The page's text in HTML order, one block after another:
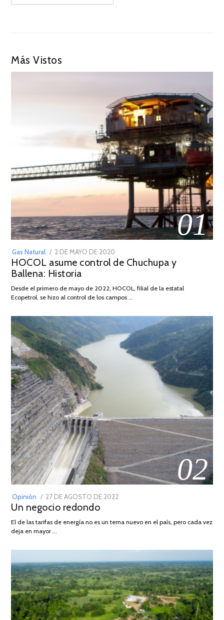
Más Vistos
01
Gas Natural
POSTED
ON
2 DE MAYO DE 2020
DE
2026
HOCOL asume control de Chuchupa y
Ballena: Historia
Desde el primero de mayo de 2022, HOCOL, filial de la estatal
Ecopetrol, se hizo al control de los campos …
02
Opinión
POSTED
ON
27 DE AGOSTO DE 2022
DE
Un negocio redondo
El de las tarifas de energía no es un tema nuevo en el país, pero cada vez
deja en mayor …